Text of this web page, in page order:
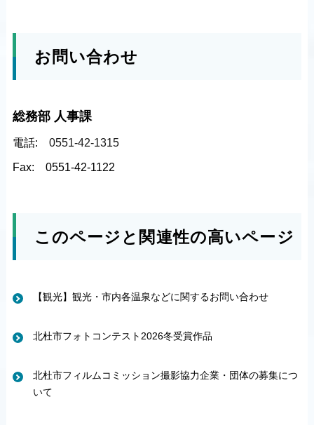
お問い合わせ
総務部 人事課
電話: 0551-42-1315
Fax: 0551-42-1122
このページと関連性の高いページ
【観光】観光・市内各温泉などに関するお問い合わせ
北杜市フォトコンテスト2026冬受賞作品
北杜市フィルムコミッション撮影協力企業・団体の募集につ
いて